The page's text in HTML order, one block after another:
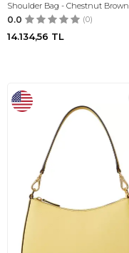
Shoulder Bag - Chestnut Brown
0.0 (0)
14.134,56 TL